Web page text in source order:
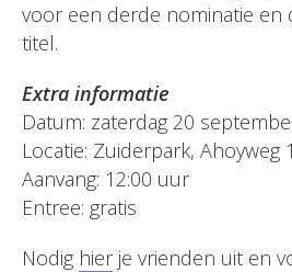
voor een derde nominatie en
titel.
Extra informatie
Datum: zaterdag 20
Locatie: Zuiderpark, Ahoyweg
Aanvang: 12:00 uur
Entree: gratis
Nodig hierje vrienden uit en